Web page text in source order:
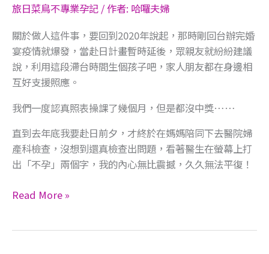
旅日菜鳥不專業孕記 / 作者: 哈囉夫婦
關於做人這件事，要回到2020年說起，​那時剛回台辦完婚
宴疫情就爆發，​當赴日計畫暫時延後，眾親友就紛紛建議
說，​利用這段滯台時間生個孩子吧，​家人朋友都在身邊相
互好支援照應。​
我們一度認真照表操課了幾個月，​但是都沒中獎……
直到去年底我要赴日前夕，​才終於在媽媽陪同下去醫院婦
產科檢查，​沒想到還真檢查出問題，​看著醫生在螢幕上打
出「不孕」兩個字，​我的內心無比震撼，久久無法平復！​
Read More »